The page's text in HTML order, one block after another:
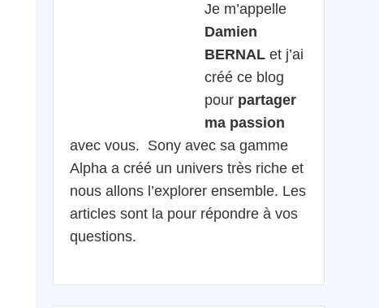
Je m’appelle
Damien
BERNAL et j’ai
créé ce blog
pour partager
ma passion
avec vous. Sony avec sa gamme
Alpha a créé un univers très riche et
nous allons l’explorer ensemble. Les
articles sont la pour répondre à vos
questions.